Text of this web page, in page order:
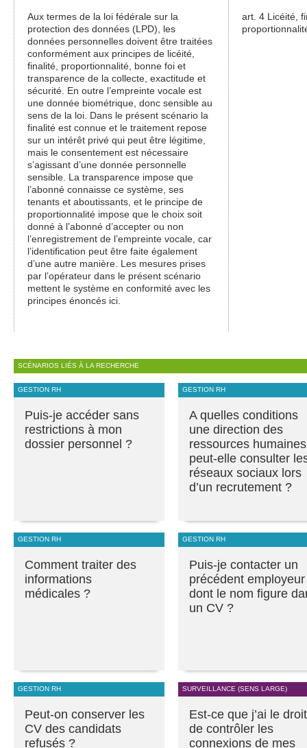
Aux termes de la loi fédérale sur la
protection des données (LPD), les
données personnelles doivent être traitées
conformément aux principes de licéité,
finalité, proportionnalité, bonne foi et
transparence de la collecte, exactitude et
sécurité. En outre l’empreinte vocale est
une donnée biométrique, donc sensible au
sens de la loi. Dans le présent scénario la
finalité est connue et le traitement repose
sur un intérêt privé qui peut être légitime,
mais le consentement est nécessaire
s’agissant d’une donnée personnelle
sensible. La transparence impose que
l’abonné connaisse ce système, ses
tenants et aboutissants, et le principe de
proportionnalité impose que le choix soit
donné à l’abonné d’accepter ou non
l’enregistrement de l’empreinte vocale, car
l’identification peut être faite également
d’une autre manière. Les mesures prises
par l’opérateur dans le présent scénario
mettent le système en conformité avec les
principes énoncés ici.
art. 4 Licéité,
SCÉNARIOS LIÉS À LA RECHERCHE
GESTION RH
Puis-je accéder sans
restrictions à mon
dossier personnel ?
GESTION RH
A quelles conditions
une direction des
ressources humaines
peut-elle consulter
réseaux sociaux lors
d’un recrutement ?
GESTION RH
Comment traiter des
informations
médicales ?
GESTION RH
Puis-je contacter un
précédent employeur
dont le nom figure
un CV ?
GESTION RH
Peut-on conserver les
CV des candidats
refusés ?
SURVEILLANCE (SENS LARGE)
Est-ce que j’ai le droit
de contrôler les
connexions de mes